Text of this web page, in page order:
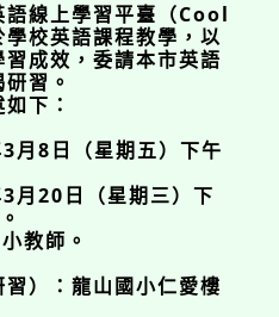
線上學習平臺（Cool
校英語課程教學，以
成效，委請本市英語
習。
下：
月8日（星期五）下午
月20日（星期三）下
教師。
）：龍山國小仁愛樓